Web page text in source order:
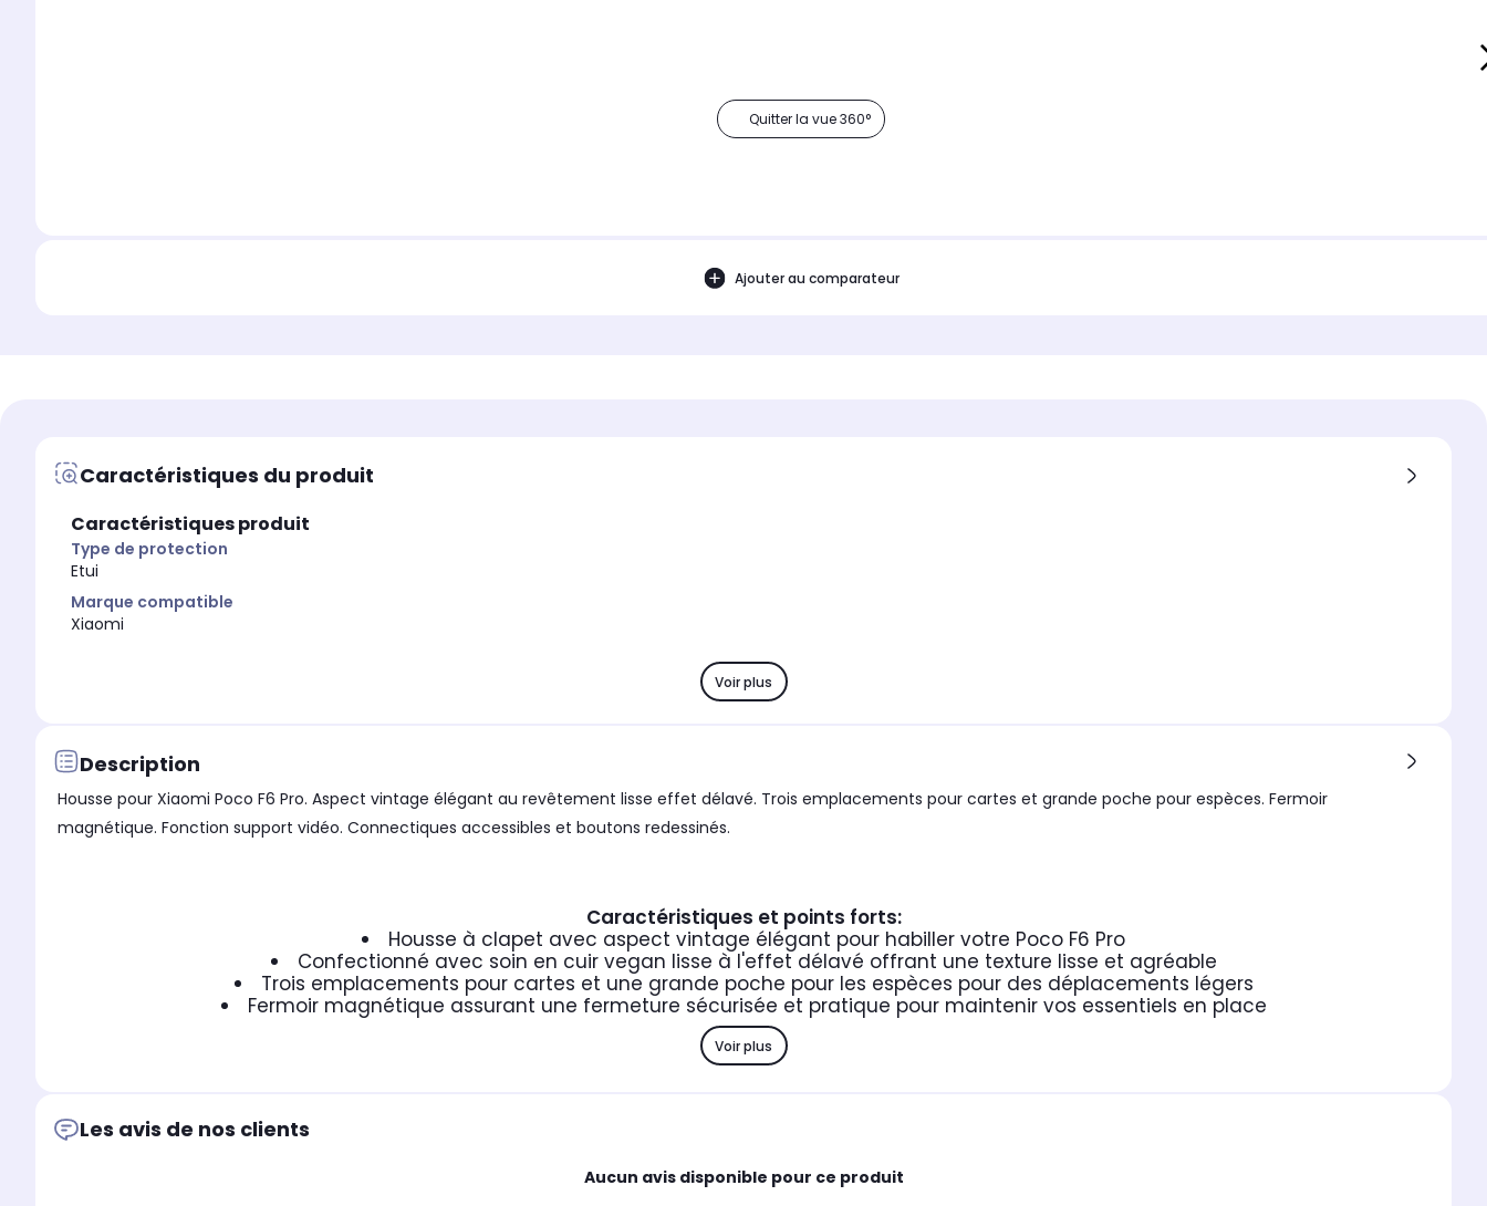
Quitter la vue 360°
Ajouter au comparateur
Caractéristiques du produit
Caractéristiques produit
Type de protection
Etui
Marque compatible
Xiaomi
Voir plus
Description
Housse pour Xiaomi Poco F6 Pro. Aspect vintage élégant au revêtement lisse effet délavé. Trois emplacements pour cartes et grande poche pour espèces. Fermoir
magnétique. Fonction support vidéo. Connectiques accessibles et boutons redessinés.
Caractéristiques et points forts:
Housse à clapet avec aspect vintage élégant pour habiller votre Poco F6 Pro
Confectionné avec soin en cuir vegan lisse à l'effet délavé offrant une texture lisse et agréable
Trois emplacements pour cartes et une grande poche pour les espèces pour des déplacements légers
Fermoir magnétique assurant une fermeture sécurisée et pratique pour maintenir vos essentiels en place
Voir plus
Les avis de nos clients
Aucun avis disponible pour ce produit